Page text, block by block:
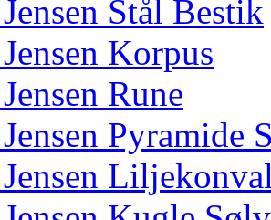
Stål Bestik
Korpus
Rune
Pyramide